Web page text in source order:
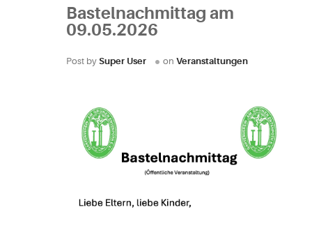
Bastelnachmittag am
09.05.2026
Post by Super User on Veranstaltungen